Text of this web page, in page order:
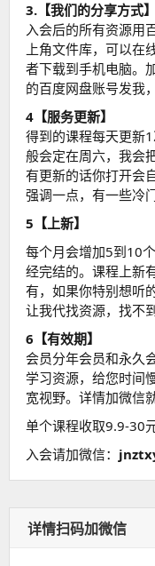
3.【我们的分享方式】
入会后的所有资源用
上角文件库，可以在
者下载到手机电脑。
的百度网盘账号发我
4【服务更新】
得到的课程每天更新
般会定在周六，我会
有更新的话你打开会
强调一点，有一些冷
5【上新】
每个月会增加5到10
经完结的。课程上新
有，如果你特别想听
让我代找资源，找不
6【有效期】
会员分年会员和永久
学习资源，给您时间
宽视野。详情加微信
单个课程收取9.9-30
入会请加微信：
详情扫码加微信